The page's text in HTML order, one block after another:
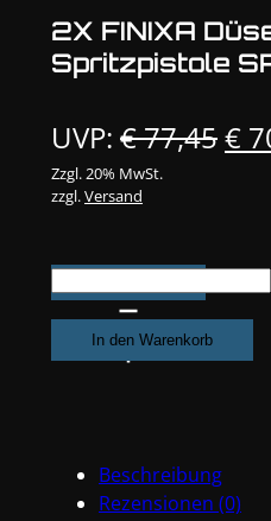
2X FINIXA
Spritzpistole
UVP: €77,45
€
€
Zzgl. 20% MwSt.
zzgl.Versand
2X
FINIXA
Düsensatz
für
1.0mm
Menge
In den Warenkorb
Beschreibung
Rezensionen (0)